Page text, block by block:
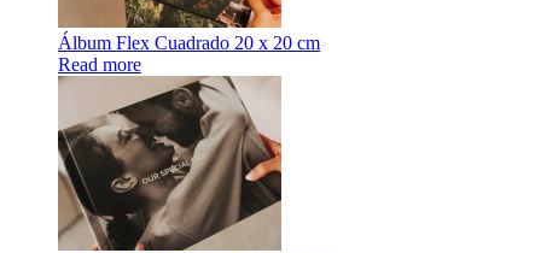
Álbum Flex Cuadrado 20 x 20 cm
Read more